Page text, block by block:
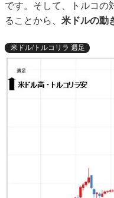
です。そして、トルコの
ることから、 米ドルの動
米ドル/トルコリラ 週足